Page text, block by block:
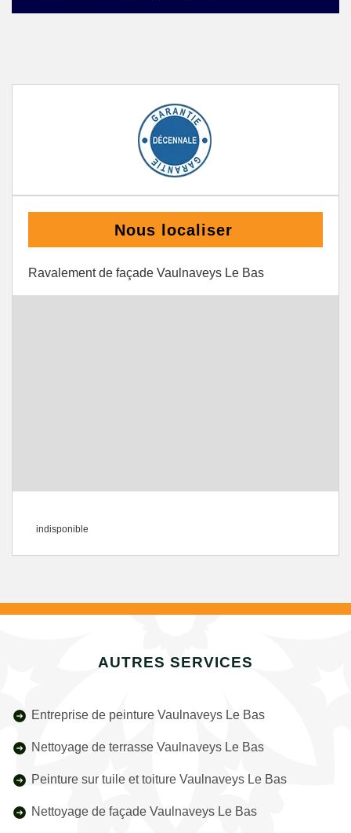
Nous localiser
Ravalement de façade Vaulnaveys Le Bas
indisponible
AUTRES SERVICES
Entreprise de peinture Vaulnaveys Le Bas
Nettoyage de terrasse Vaulnaveys Le Bas
Peinture sur tuile et toiture Vaulnaveys Le Bas
Nettoyage de façade Vaulnaveys Le Bas